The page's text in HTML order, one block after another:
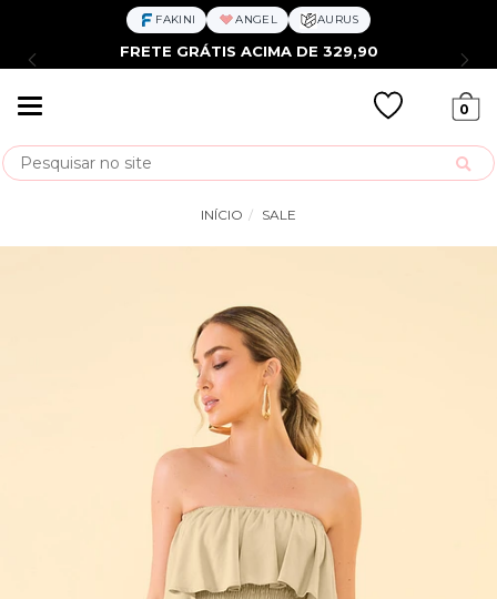
FAKINI ANGEL AURUS
FRETE GRÁTIS ACIMA DE 329,90
0
Busca
INÍCIO SALE